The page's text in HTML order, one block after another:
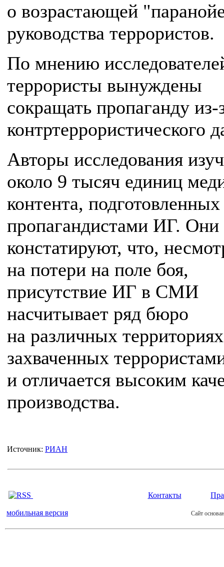
о возрастающей
руководства террористов.
По мнению
террористы вынуждены
сокращать пропаганду из-
контртеррористического
Авторы исследования
около 9 тысяч единиц
контента, подготовленных
пропагандистами ИГ. Они
констатируют, что,
на потери на поле боя,
присутствие ИГ в СМИ
насчитывает ряд бюро
на различных
захваченных
и отличается высоким
производства.
Источник: РИАН
Контакты
мобильная версия Сайт